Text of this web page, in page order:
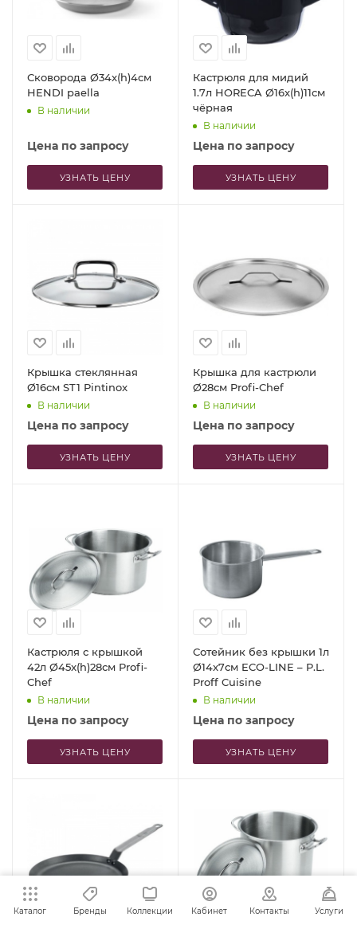
Сковорода Ø34x(h)4см
HENDI paella
В наличии
Цена по запросу
УЗНАТЬ ЦЕНУ
Кастрюля для мидий
1.7л HORECA Ø16x(h)11см
чёрная
В наличии
Цена по запросу
УЗНАТЬ ЦЕНУ
Крышка стеклянная
Ø16см ST1 Pintinox
В наличии
Цена по запросу
УЗНАТЬ ЦЕНУ
Крышка для кастрюли
Ø28см Profi-Chef
В наличии
Цена по запросу
УЗНАТЬ ЦЕНУ
Кастрюля с крышкой
42л Ø45x(h)28см Profi-
Chef
В наличии
Цена по запросу
УЗНАТЬ ЦЕНУ
Сотейник без крышки 1л
Ø14x7см ECO-LINE – P.L.
Proff Cuisine
В наличии
Цена по запросу
УЗНАТЬ ЦЕНУ
Каталог Бренды Коллекции Кабинет Контакты Услуги